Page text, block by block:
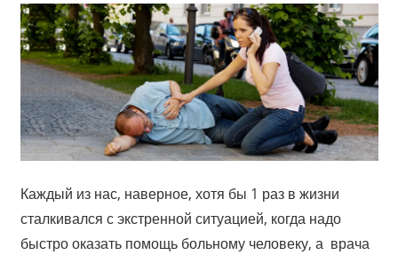
Каждый из нас, наверное, хотя бы 1 раз в жизни
сталкивался с экстренной ситуацией, когда надо
быстро оказать помощь больному человеку, а врача